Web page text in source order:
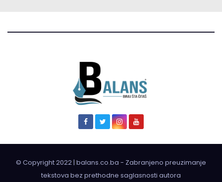
© Copyright 2022 | balans.co.ba - Zabranjeno preuzimanje
tekstova bez prethodne saglasnosti autora